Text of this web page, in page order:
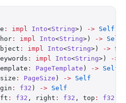
: impl Into<String>) -> Self
: impl Into<String>) -> Self
: impl Into<String>) ->
: impl Into<String>) ->
: PageTemplate ) -> Self
: PageSize ) -> Self
: f32 ) -> Self
: f32 , right : f32 , top : f32